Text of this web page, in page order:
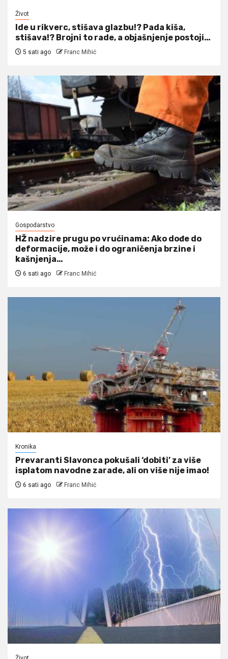
Život
Ide u rikverc, stišava glazbu!? Pada kiša,
stišava!? Brojni to rade, a objašnjenje postoji…
5 sati ago Franc Mihić
Gospodarstvo
HŽ nadzire prugu po vrućinama: Ako dođe do
deformacije, može i do ograničenja brzine i
kašnjenja…
6 sati ago Franc Mihić
Kronika
Prevaranti Slavonca pokušali ‘dobiti’ za više
isplatom navodne zarade, ali on više nije imao!
6 sati ago Franc Mihić